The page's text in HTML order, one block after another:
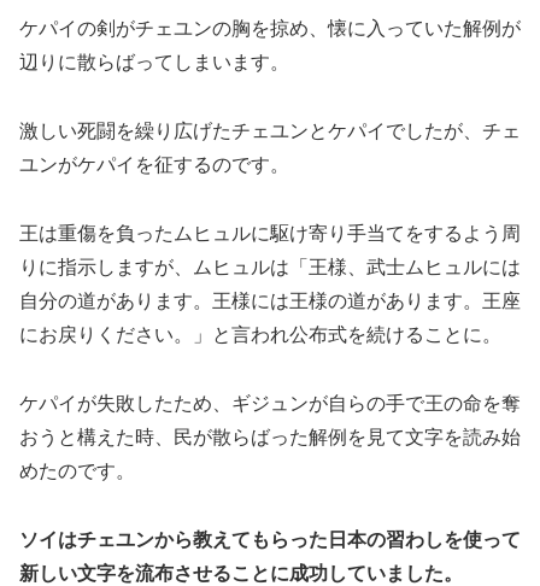
ケパイの剣がチェユンの胸を掠め、懐に入っていた解例が
辺りに散らばってしまいます。
激しい死闘を繰り広げたチェユンとケパイでしたが、チェ
ユンがケパイを征するのです。
王は重傷を負ったムヒュルに駆け寄り手当てをするよう周
りに指示しますが、ムヒュルは「王様、武士ムヒュルには
自分の道があります。王様には王様の道があります。王座
にお戻りください。」と言われ公布式を続けることに。
ケパイが失敗したため、ギジュンが自らの手で王の命を奪
おうと構えた時、民が散らばった解例を見て文字を読み始
めたのです。
ソイはチェユンから教えてもらった日本の習わしを使って
新しい文字を流布させることに成功していました。